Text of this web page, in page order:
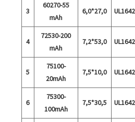
3
60270-55
mAh
6,0*27,0 UL1642
4
72530-200
mAh
7,2*53,0 UL1642
5
75100-
20mAh
7,5*10,0 UL1642
6
75300-
100mAh
7,5*30,5 UL1642